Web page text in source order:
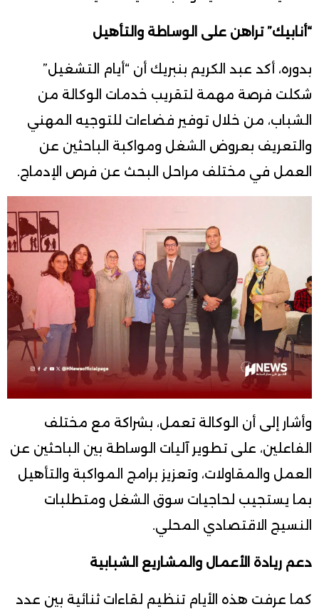
“أنابيك” تراهن على الوساطة والتأهيل
بدوره، أكد عبد الكريم بنبريك أن “أيام التشغيل”
شكلت فرصة مهمة لتقريب خدمات الوكالة من
الشباب، من خلال توفير فضاءات للتوجيه المهني
والتعريف بعروض الشغل ومواكبة الباحثين عن
العمل في مختلف مراحل البحث عن فرص الإدماج.
وأشار إلى أن الوكالة تعمل، بشراكة مع مختلف
الفاعلين، على تطوير آليات الوساطة بين الباحثين عن
العمل والمقاولات، وتعزيز برامج المواكبة والتأهيل
بما يستجيب لحاجيات سوق الشغل ومتطلبات
النسيج الاقتصادي المحلي.
دعم ريادة الأعمال والمشاريع الشبابية
كما عرفت هذه الأيام تنظيم لقاءات ثنائية بين عدد